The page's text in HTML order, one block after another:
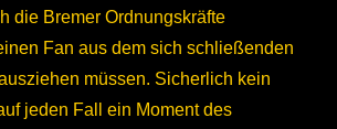
die Bremer Ordnungskräfte
Fan aus dem sich schließenden
müssen. Sicherlich kein
jeden Fall ein Moment des